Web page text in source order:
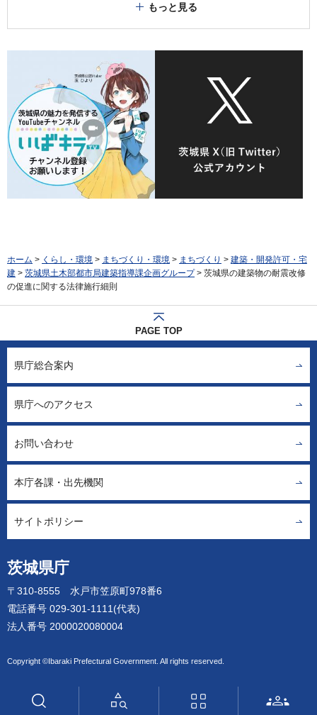
もっと見る
ホーム > くらし・環境 > まちづくり・環境 > まちづくり > 建築・開発許可・宅
建 > 茨城県土木部都市局建築指導課企画グループ> 茨城県の建築物の耐震改修
の促進に関する法律施行細則
PAGE TOP
茨城県庁
〒310-8555 水戸市笠原町978番6
電話番号 029-301-1111(代表)
法人番号 2000020080004
Copyright ©Ibaraki Prefectural Government. All rights reserved.
県庁総合案内
県庁へのアクセス
お問い合わせ
本庁各課・出先機関
サイトポリシー